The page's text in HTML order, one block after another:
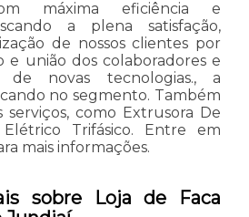
máxima eficiência e
a plena satisfação,
de nossos clientes por
e união dos colaboradores e
de novas tecnologias., a
no segmento. Também
como Extrusora De
Trifásico. Entre em
mais informações.
sobre Loja de Faca